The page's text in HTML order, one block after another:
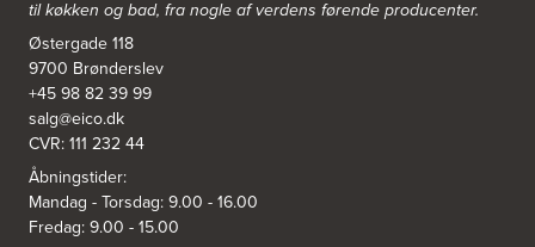
3831: Power Rødovre
Rødovre Centrum 90
2610 Rødovre
https://www.power.dk/butik/power-roedovre/s-3831/
3832: Power Slagelse
Japanvej 8
4200 Slagelse
Tel.:70338080
https://www.power.dk/butik/power-slagelse/s-3832/
til køkken og bad, fra nogle af verdens førende producenter.
Østergade 118
9700 Brønderslev
+45 98 82 39 99
salg@eico.dk
CVR: 111 232 44
Åbningstider:
Mandag - Torsdag: 9.00 - 16.00
Fredag: 9.00 - 15.00